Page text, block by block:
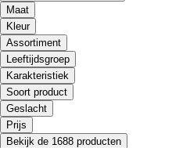
Maat
Kleur
Assortiment
Leeftijdsgroep
Karakteristiek
Soort product
Geslacht
Prijs
Bekijk de 1688 producten